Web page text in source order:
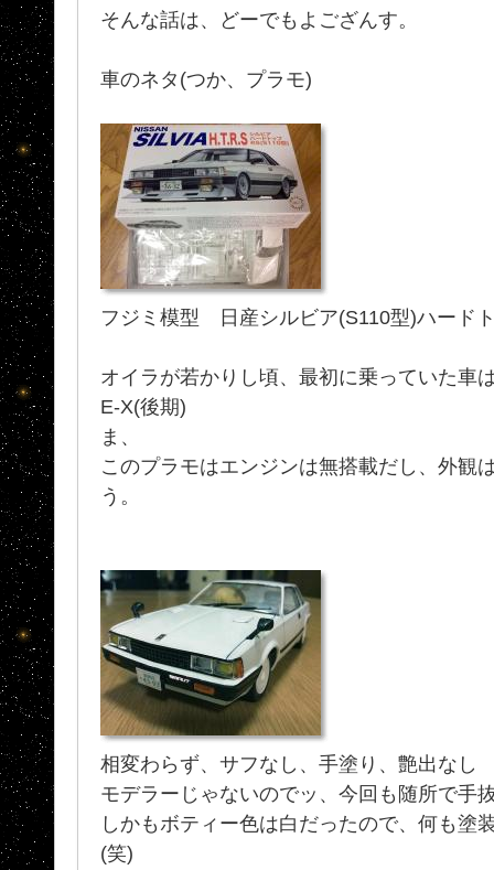
そんな話は、どーでもよござんす。
車のネタ(つか、プラモ)
フジミ模型 日産シルビア(S110型)ハード
オイラが若かりし頃、最初に乗っていた車
E-X(後期)
ま、
このプラモはエンジンは無搭載だし、外観
う。
相変わらず、サフなし、手塗り、艶出なし
モデラーじゃないのでッ、今回も随所で手
しかもボティー色は白だったので、何も
(笑)